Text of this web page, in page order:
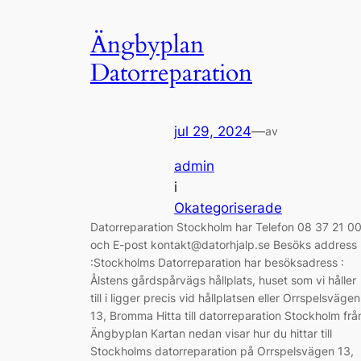
Ängbyplan
Datorreparation
jul 29, 2024—av
admin
i
Okategoriserade
Datorreparation Stockholm har Telefon 08 37 21 00
och E-post kontakt@datorhjalp.se Besöks address
:Stockholms Datorreparation har besöksadress :
Ålstens gårdspårvägs hållplats, huset som vi håller
till i ligger precis vid hållplatsen eller Orrspelsvägen
13, Bromma Hitta till datorreparation Stockholm
Ängbyplan Kartan nedan visar hur du hittar till
Stockholms datorreparation på Orrspelsvägen 13,